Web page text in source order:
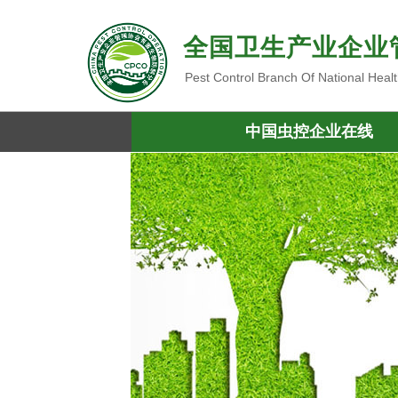
全国卫生产业企
Pest Control Branch Of National
中国虫控企业在线